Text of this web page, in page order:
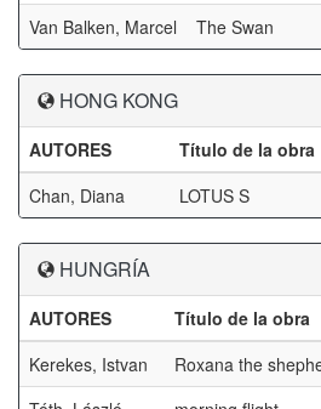
Van Balken, Marcel
The Swan
HONG KONG
AUTORES Título de la obra
Chan, Diana
LOTUS S
HUNGRÍA
AUTORES Título de la obra
Kerekes, Istvan
Roxana the